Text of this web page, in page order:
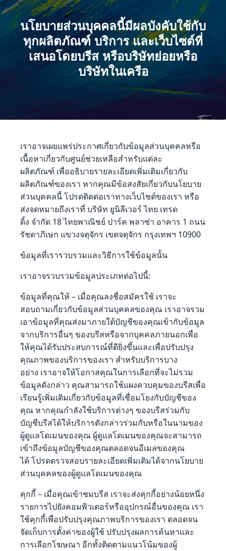
นโยบายส่วนบุคคลนี้มีผลบังคับใช้กับ
ทุกผลิตภัณฑ์ บริการ และเว็บไซต์ที่
เสนอโดยบรีส หรือบริษัทย่อยหรือ
บริษัทในเครือ
เราอาจเผยแพร่ประกาศเกี่ยวกับข้อมูลส่วนบุคคลหรือ
เนื้อหาเกี่ยวกับศูนย์ช่วยเหลือสำหรับแต่ละ
ผลิตภัณฑ์ เพื่ออธิบายรายละเอียดเพิ่มเติมเกี่ยวกับ
ผลิตภัณฑ์ของเรา หากคุณมีข้อสงสัยเกี่ยวกับนโยบาย
ส่วนบุคคลนี้ โปรดติดต่อเราทางเว็บไซต์ของเรา หรือ
ส่งจดหมายถึงเราที่ บริษัท ยูนิลีเวอร์ ไทย เทรด
ดิ้ง จำกัด 18 ไทยพาณิชย์ ปาร์ค พลาซ่า อาคาร 1 ถนน
รัชดาภิเษก แขวงจตุจักร เขตจตุจักร กรุงเทพฯ 10900
ข้อมูลที่เรารวบรวมและวิธีการใช้ข้อมูลนั้น
เราอาจรวบรวมข้อมูลประเภทต่อไปนี้:
ข้อมูลที่คุณให้ – เมื่อคุณลงชื่อสมัครใช้ เราจะ
สอบถามเกี่ยวกับข้อมูลส่วนบุคคลของคุณ เราอาจรวม
เอาข้อมูลที่คุณส่งมาภายใต้บัญชีของคุณเข้ากับข้อมูล
จากบริการอื่นๆ ของบรีสหรือจากบุคคลภายนอกเพื่อ
ให้คุณได้รับประสบการณ์ที่ดียิ่งขึ้นและเพื่อปรับปรุง
คุณภาพของบริการของเรา สำหรับบริการบาง
อย่าง เราอาจให้โอกาสคุณในการเลือกที่จะไม่รวม
ข้อมูลดังกล่าว คุณสามารถใช้แผงควบคุมของบรีสเพื่อ
เรียนรู้เพิ่มเติมเกี่ยวกับข้อมูลที่เชื่อมโยงกับบัญชีของ
คุณ หากคุณกำลังใช้บริการต่างๆ ของบรีสร่วมกับ
บัญชีบรีสได้ให้บริการดังกล่าวร่วมกับหรือในนามของ
ผู้ดูแลโดเมนของคุณ ผู้ดูแลโดเมนของคุณจะสามารถ
เข้าถึงข้อมูลบัญชีของคุณตลอดจนอีเมลของคุณ
ได้ โปรดตรวจสอบรายละเอียดเพิ่มเติมได้จากนโยบาย
ส่วนบุคคลของผู้ดูแลโดเมนของคุณ
คุกกี้ – เมื่อคุณเข้าชมบรีส เราจะส่งคุกกี้อย่างน้อยหนึ่ง
รายการไปยังคอมพิวเตอร์หรืออุปกรณ์อื่นของคุณ เรา
ใช้คุกกี้เพื่อปรับปรุงคุณภาพบริการของเรา ตลอดจน
จัดเก็บการตั้งค่าของผู้ใช้ ปรับปรุงผลการค้นหาและ
การเลือกโฆษณา อีกทั้งติดตามแนวโน้มของผู้